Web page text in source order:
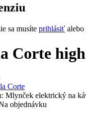
sa musíte prihlásiť alebo
Corte
Corte
Mlynček elektrický na
objednávku